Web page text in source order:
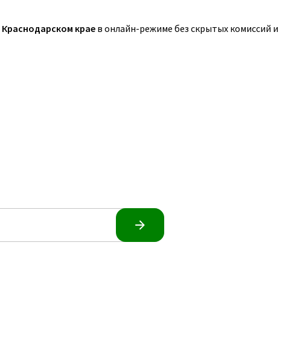
Краснодарском крае в онлайн-режиме без скрытых комиссий и